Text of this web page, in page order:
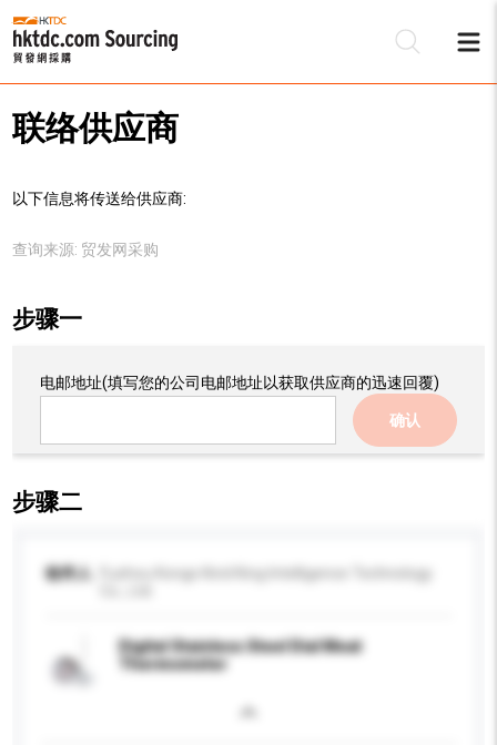
联络供应商
以下信息将传送给供应商:
查询来源: 贸发网采购
步骤一
电邮地址(填写您的公司电邮地址以获取供应商的迅速回覆)
确认
步骤二
收件人
Digital Stainless Steel Dial Meat
Thermometer